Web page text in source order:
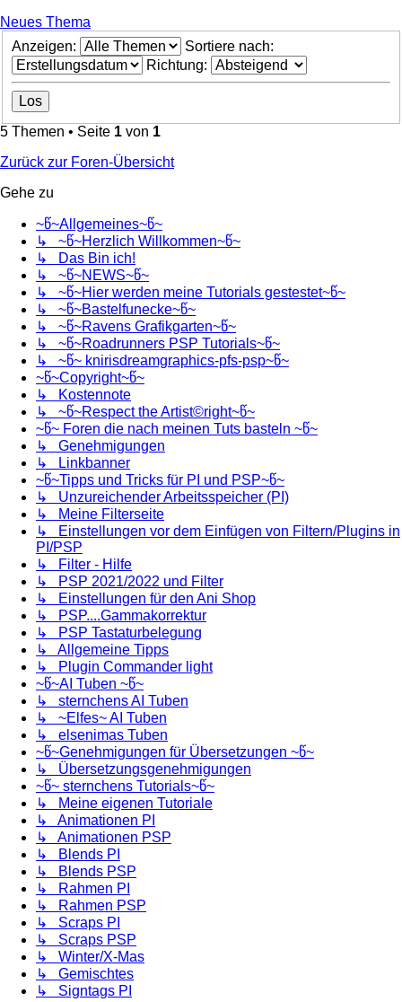
Neues Thema
Anzeigen:
Sortiere nach:
Richtung:
5 Themen • Seite 1 von 1
Zurück zur Foren-Übersicht
Gehe zu
~წ~Allgemeines~წ~
↳ ~წ~Herzlich Willkommen~წ~
↳ Das Bin ich!
↳ ~წ~NEWS~წ~
↳ ~წ~Hier werden meine Tutorials gestestet~წ~
↳ ~წ~Bastelfunecke~წ~
↳ ~წ~Ravens Grafikgarten~წ~
↳ ~წ~Roadrunners PSP Tutorials~წ~
↳ ~წ~ knirisdreamgraphics-pfs-psp~წ~
~წ~Copyright~წ~
↳ Kostennote
↳ ~წ~Respect the Artist©right~წ~
~წ~ Foren die nach meinen Tuts basteln ~წ~
↳ Genehmigungen
↳ Linkbanner
~წ~Tipps und Tricks für PI und PSP~წ~
↳ Unzureichender Arbeitsspeicher (PI)
↳ Meine Filterseite
↳ Einstellungen vor dem Einfügen von Filtern/Plugins in
PI/PSP
↳ Filter - Hilfe
↳ PSP 2021/2022 und Filter
↳ Einstellungen für den Ani Shop
↳ PSP....Gammakorrektur
↳ PSP Tastaturbelegung
↳ Allgemeine Tipps
↳ Plugin Commander light
~წ~AI Tuben ~წ~
↳ sternchens AI Tuben
↳ ~Elfes~ AI Tuben
↳ elsenimas Tuben
~წ~Genehmigungen für Übersetzungen ~წ~
↳ Übersetzungsgenehmigungen
~წ~ sternchens Tutorials~წ~
↳ Meine eigenen Tutoriale
↳ Animationen PI
↳ Animationen PSP
↳ Blends PI
↳ Blends PSP
↳ Rahmen PI
↳ Rahmen PSP
↳ Scraps PI
↳ Scraps PSP
↳ Winter/X-Mas
↳ Gemischtes
↳ Signtags PI